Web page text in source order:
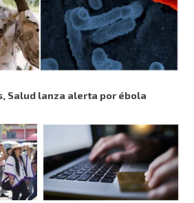
Salud lanza alerta por ébola